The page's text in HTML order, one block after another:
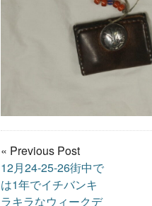
« Previous Post
12月24-25-26街中で
は1年でイチバンキ
ラキラなウィークデ